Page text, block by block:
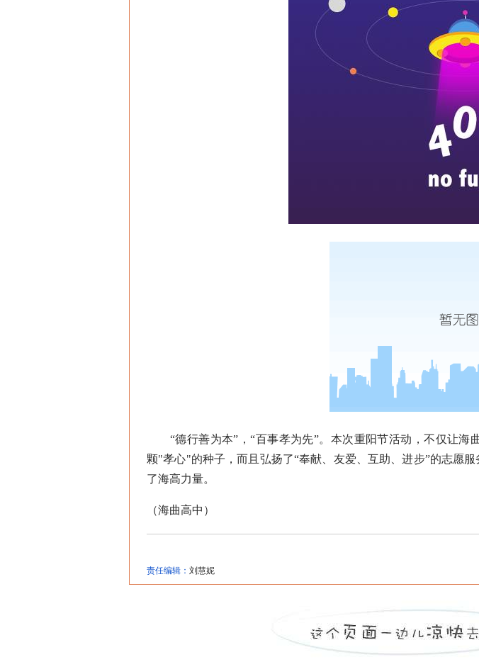
“德行善为本”，“百事孝为先”。本次重阳节活动，不仅让海
颗"孝心"的种子，而且弘扬了“奉献、友爱、互助、进步”的志愿
了海高力量。
（海曲高中）
责任编辑： 刘慧妮